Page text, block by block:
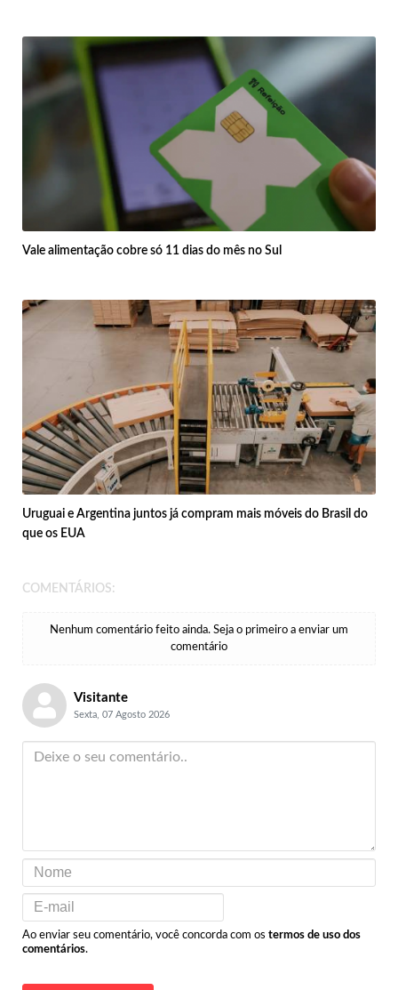
Vale alimentação cobre só 11 dias do mês no Sul
Uruguai e Argentina juntos já compram mais móveis do Brasil do
que os EUA
COMENTÁRIOS:
Nenhum comentário feito ainda. Seja o primeiro a enviar um
comentário
Visitante
Sexta, 07 Agosto 2026
Ao enviar seu comentário, você concorda com os termos de uso dos
comentários.